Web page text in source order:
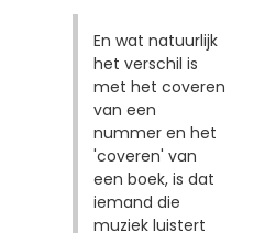
En wat natuurlijk
het verschil is
met het coveren
van een
nummer en het
'coveren' van
een boek, is dat
iemand die
muziek luistert